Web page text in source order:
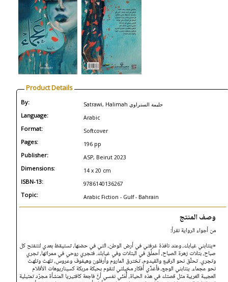
Product Details
By: Satrawi, Halimah حليمة الستراوي
Language: Arabic
Format: Softcover
Pages: 196 pp
Publisher: ASP, Beirut 2023
Dimensions: 14 x 20 cm
ISBN-13: 9786140136267
Topic: Arabic Fiction - Gulf - Bahrain
وصف المنتج
من أجواء الرواية نقرأ:
«ينتابني غيابك، وعند نافذة غرفتي في أرض الوطن، التي في حضنها، تستيقظ بعدي لتتفتح كل
صباح، بتلات زهرة الصباح، أحملِّق في البتلات وفي غيابك. فتجري روحي في ممراتها، تجري
وتجري. تحلّق نحو الرقيع والقيدوم، تخترق الماروم وأرفلون وهيفوف وعروس، تلهث وتلهث
نحو عجماء. ينتابني الوجع، فأغذّي أفكار مخيلتي لتقوم بحبكة مربكة كسيناريوهات الأفلام
العجيبة الغريبة مثل قصتك في هذه الحياة، أُمَنّي نفسي أنَّ فاجعة كافتيريا المنشأة مجرّد تمثيلية